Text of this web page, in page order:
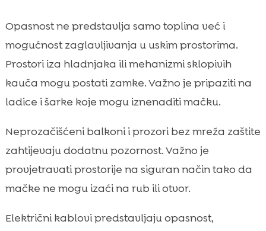
Opasnost ne predstavlja samo toplina već i
mogućnost zaglavljivanja u uskim prostorima.
Prostori iza hladnjaka ili mehanizmi sklopivih
kauča mogu postati zamke. Važno je pripaziti na
ladice i šarke koje mogu iznenaditi mačku.
Neprozačišćeni balkoni i prozori bez mreža zaštite
zahtijevaju dodatnu pozornost. Važno je
provjetravati prostorije na siguran način tako da
mačke ne mogu izaći na rub ili otvor.
Električni kablovi predstavljaju opasnost,